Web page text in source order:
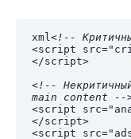
xml <!--
<script
</script>
<!--
main content --
<script
</script>